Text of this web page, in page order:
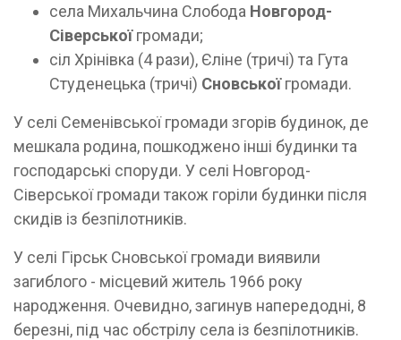
села Михальчина Слобода Новгород-
Сіверськоїгромади;
сіл Хрінівка (4 рази), Єліне (тричі) та Гута
Студенецька (тричі) Сновськоїгромади.
У селі Семенівської громади згорів будинок, де
мешкала родина, пошкоджено інші будинки та
господарські споруди. У селі Новгород-
Сіверської громади також горіли будинки після
скидів із безпілотників.
У селі Гірськ Сновської громади виявили
загиблого - місцевий житель 1966 року
народження. Очевидно, загинув напередодні, 8
березні, під час обстрілу села із безпілотників.